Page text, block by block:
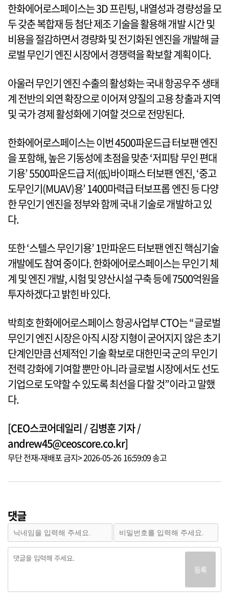
한화에어로스페이스는 3D 프린팅, 내열성과 경량성을 모
두 갖춘 복합재 등 첨단 제조 기술을 활용해 개발 시간 및
비용을 절감하면서 경량화 및 전기화된 엔진을 개발해 글
로벌 무인기 엔진 시장에서 경쟁력을 확보할 계획이다.
아울러 무인기 엔진 수출의 활성화는 국내 항공우주 생태
계 전반의 외연 확장으로 이어져 양질의 고용 창출과 지역
및 국가 경제 활성화에 기여할 것으로 전망된다.
한화에어로스페이스는 이번 4500파운드급 터보팬 엔진
을 포함해, 높은 기동성에 초점을 맞춘 ‘저피탐 무인 편대
기용’ 5500파운드급 저(低)바이패스 터보팬 엔진, ‘중고
도무인기(MUAV)용’ 1400마력급 터보프롭 엔진 등 다양
한 무인기 엔진을 정부와 함께 국내 기술로 개발하고 있
다.
또한 ‘스텔스 무인기용’ 1만파운드 터보팬 엔진 핵심기술
개발에도 참여 중이다. 한화에어로스페이스는 무인기 체
계 및 엔진 개발, 시험 및 양산시설 구축 등에 7500억원을
투자하겠다고 밝힌 바 있다.
박희호 한화에어로스페이스 항공사업부 CTO는 “글로벌
무인기 엔진 시장은 아직 시장 지형이 굳어지지 않은 초기
단계인만큼 선제적인 기술 확보로 대한민국 군의 무인기
전력 강화에 기여할 뿐만 아니라 글로벌 시장에서도 선도
기업으로 도약할 수 있도록 최선을 다할 것”이라고 말했
다.
[CEO스코어데일리 / 김병훈 기자 /
andrew45@ceoscore.co.kr]
무단 전재-재배포 금지> 2026-05-26 16:59:09 송고
댓글
등록